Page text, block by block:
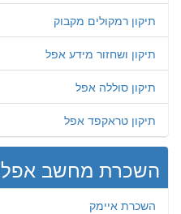
תיקון רמקולים מקבוק
תיקון ושחזור מידע אפל
תיקון סוללה אפל
תיקון טראקפד אפל
השכרת מחשב אפל
השכרת איימק